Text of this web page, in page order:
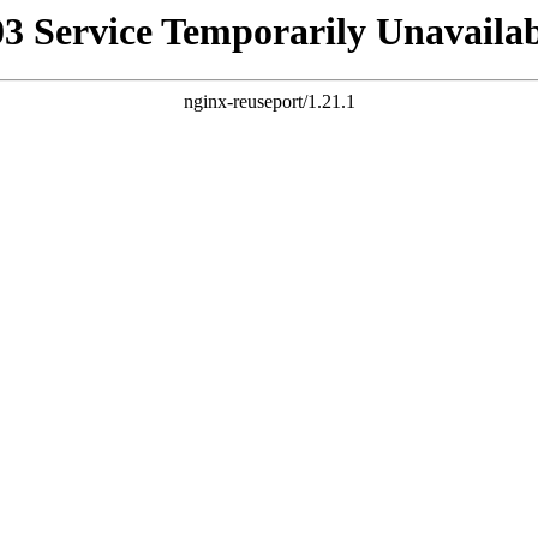
Service Temporarily
nginx-reuseport/1.21.1